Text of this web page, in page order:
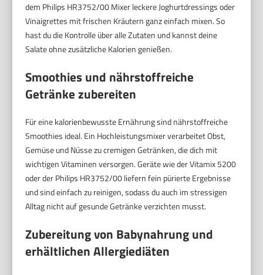
dem Philips HR3752/00 Mixer leckere Joghurtdressings oder
Vinaigrettes mit frischen Kräutern ganz einfach mixen. So
hast du die Kontrolle über alle Zutaten und kannst deine
Salate ohne zusätzliche Kalorien genießen.
Smoothies und nährstoffreiche
Getränke zubereiten
Für eine kalorienbewusste Ernährung sind nährstoffreiche
Smoothies ideal. Ein Hochleistungsmixer verarbeitet Obst,
Gemüse und Nüsse zu cremigen Getränken, die dich mit
wichtigen Vitaminen versorgen. Geräte wie der Vitamix 5200
oder der Philips HR3752/00 liefern fein pürierte Ergebnisse
und sind einfach zu reinigen, sodass du auch im stressigen
Alltag nicht auf gesunde Getränke verzichten musst.
Zubereitung von Babynahrung und
erhältlichen Allergiediäten